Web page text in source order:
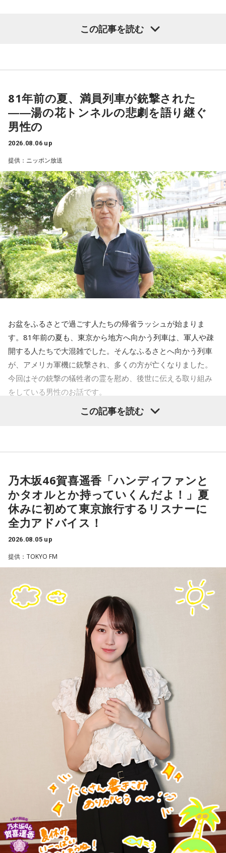
この記事を読む
81年前の夏、満員列車が銃撃された
――湯の花トンネルの悲劇を語り継ぐ
男性の
2026.08.06 up
提供：ニッポン放送
お盆をふるさとで過ごす人たちの帰省ラッシュが始まりま
す。81年前の夏も、東京から地方へ向かう列車は、軍人や疎
開する人たちで大混雑でした。そんなふるさとへ向かう列車
が、アメリカ軍機に銃撃され、多くの方が亡くなりました。
今回はその銃撃の犠牲者の霊を慰め、後世に伝える取り組み
をしている男性のお話です。
さ」号、「かいじ」号。列車が、大きな天狗の像がある高尾
駅のホームを横目に通過すると、車窓は一気に山深くなり、
小仏峠に向けて登り坂をぐいぐいと登っていきます。その最
初にくぐるトンネルの名前を「湯の花トンネル」といいま
いまから81年前、1945年8月5日は晴天に恵まれた日曜日で
運転を見合わせていましたが、急ピッチで復旧工事が行わ
れ、この日から全線で運転を再開します。
湯の花トンネル近くを走る、現在の中央本線の下り普通列車（当時は画像左・上り線の単線
新宿駅10時10分発「419列車」、普通列車・長野行には、軍
人をはじめ、買い出しや疎開先を目指す人たちが、大挙して
乗り込みました。デッキにも人があふれ、なかには窓から出
入りする子供もいたといいます。列車は、浅川駅、今の高尾
駅を正午過ぎ、およそ1時間遅れで発車。すし詰めの車内では
ありましたが、ちょうどお昼どき、おにぎりを頬張る人もい
れば、乗り合わせた人同士、互いの空襲の苦労話をしたり、
少し和んだ雰囲気もありました。
そんな「419列車」が小仏峠の登り坂に差し掛かった時、ガ
クンとスピードが落ちます。突然、バリバリバリッ！と大き
な音が響き渡り、列車は牽引する電気機関車と客車の2両目の
半分まで湯の花トンネルに入ったところで、急停車しまし
た。
この記事を読む
乃木坂46賀喜遥香「ハンディファンと
かタオルとか持っていくんだよ！」夏
休みに初めて東京旅行するリスナーに
全力アドバイス！
2026.08.05 up
提供：TOKYO FM